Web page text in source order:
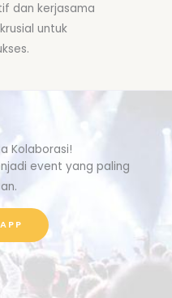
dan kerjasama
untuk
Kolaborasi!
event yang paling